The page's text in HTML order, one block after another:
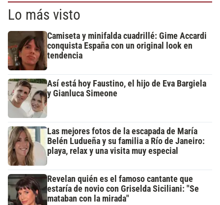
Lo más visto
Camiseta y minifalda cuadrillé: Gime Accardi
conquista España con un original look en
tendencia
Así está hoy Faustino, el hijo de Eva Bargiela
y Gianluca Simeone
Las mejores fotos de la escapada de María
Belén Ludueña y su familia a Río de Janeiro:
playa, relax y una visita muy especial
Revelan quién es el famoso cantante que
estaría de novio con Griselda Siciliani: "Se
mataban con la mirada"